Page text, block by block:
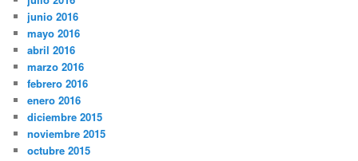
junio 2016
mayo 2016
abril 2016
marzo 2016
febrero 2016
enero 2016
diciembre 2015
noviembre 2015
octubre 2015